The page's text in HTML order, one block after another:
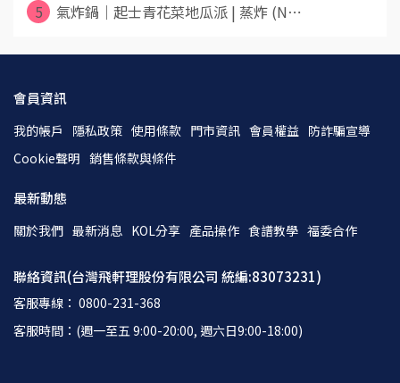
5
氣炸鍋｜起士青花菜地瓜派 | 蒸炸 (N⋯
會員資訊
我的帳戶 隱私政策 使用條款 門市資訊 會員權益 防詐騙宣導
Cookie聲明 銷售條款與條件
最新動態
關於我們 最新消息 KOL分享 產品操作 食譜教學 福委合作
聯絡資訊(台灣飛軒理股份有限公司 統編:83073231)
客服專線： 0800-231-368
客服時間：(週一至五 9:00-20:00, 週六日9:00-18:00)